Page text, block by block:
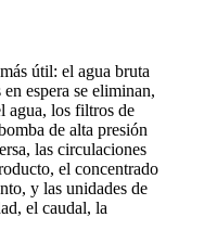
útil: el agua bruta
espera se eliminan,
agua, los filtros de
de alta presión
las circulaciones
el concentrado
y las unidades de
el caudal, la